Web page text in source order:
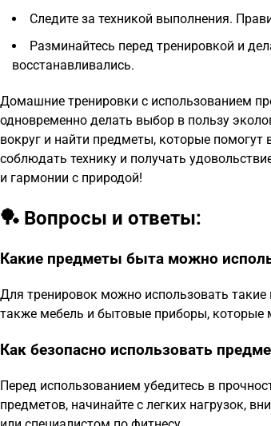
Следите за техникой выполнения.
Разминайтесь перед тренировкой и
восстанавливались.
Домашние тренировки с использованием
одновременно делать выбор в пользу
вокруг и найти предметы, которые
соблюдать технику и получать
и гармонии с природой!
🏓 Вопросы и ответы:
Какие предметы быта можно
Для тренировок можно использовать такие
также мебель и бытовые приборы, которые
Как безопасно использовать
Перед использованием убедитесь в
предметов, начинайте с легких нагрузок,